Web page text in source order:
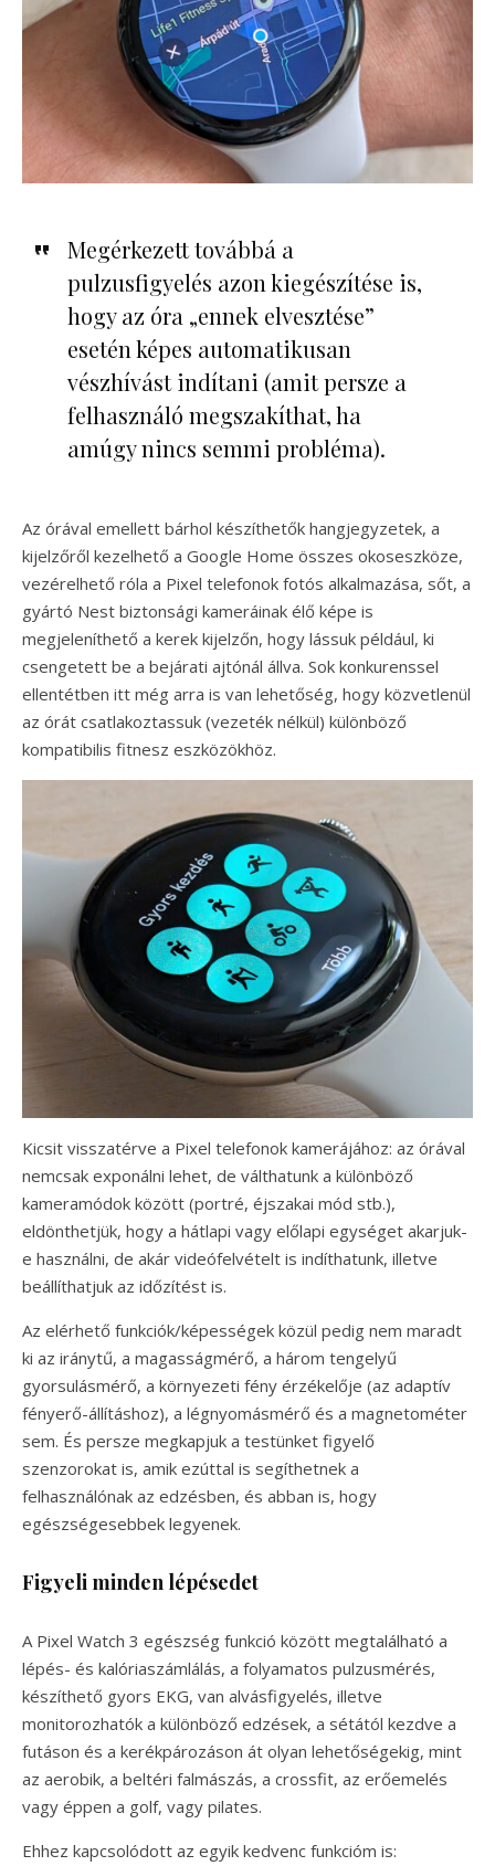
Megérkezett továbbá a
pulzusfigyelés azon kiegészítése is,
hogy az óra „ennek elvesztése”
esetén képes automatikusan
vészhívást indítani (amit persze a
felhasználó megszakíthat, ha
amúgy nincs semmi probléma).
Az órával emellett bárhol készíthetők hangjegyzetek, a
kijelzőről kezelhető a Google Home összes okoseszköze,
vezérelhető róla a Pixel telefonok fotós alkalmazása, sőt, a
gyártó Nest biztonsági kameráinak élő képe is
megjeleníthető a kerek kijelzőn, hogy lássuk például, ki
csengetett be a bejárati ajtónál állva. Sok konkurenssel
ellentétben itt még arra is van lehetőség, hogy közvetlenül
az órát csatlakoztassuk (vezeték nélkül) különböző
kompatibilis fitnesz eszközökhöz.
Kicsit visszatérve a Pixel telefonok kamerájához: az órával
nemcsak exponálni lehet, de válthatunk a különböző
kameramódok között (portré, éjszakai mód stb.),
eldönthetjük, hogy a hátlapi vagy előlapi egységet akarjuk-
e használni, de akár videófelvételt is indíthatunk, illetve
beállíthatjuk az időzítést is.
Az elérhető funkciók/képességek közül pedig nem maradt
ki az iránytű, a magasságmérő, a három tengelyű
gyorsulásmérő, a környezeti fény érzékelője (az adaptív
fényerő-állításhoz), a légnyomásmérő és a magnetométer
sem. És persze megkapjuk a testünket figyelő
szenzorokat is, amik ezúttal is segíthetnek a
felhasználónak az edzésben, és abban is, hogy
egészségesebbek legyenek.
Figyeli minden lépésedet
A Pixel Watch 3 egészség funkció között megtalálható a
lépés- és kalóriaszámlálás, a folyamatos pulzusmérés,
készíthető gyors EKG, van alvásfigyelés, illetve
monitorozhatók a különböző edzések, a sétától kezdve a
futáson és a kerékpározáson át olyan lehetőségekig, mint
az aerobik, a beltéri falmászás, a crossfit, az erőemelés
vagy éppen a golf, vagy pilates.
Ehhez kapcsolódott az egyik kedvenc funkcióm is: